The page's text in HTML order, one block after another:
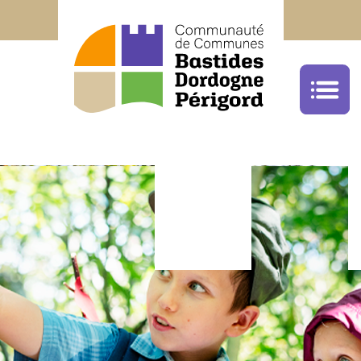
Office de Tourisme Bastides Dordogne
05.53.22.68.59
cliquez ici